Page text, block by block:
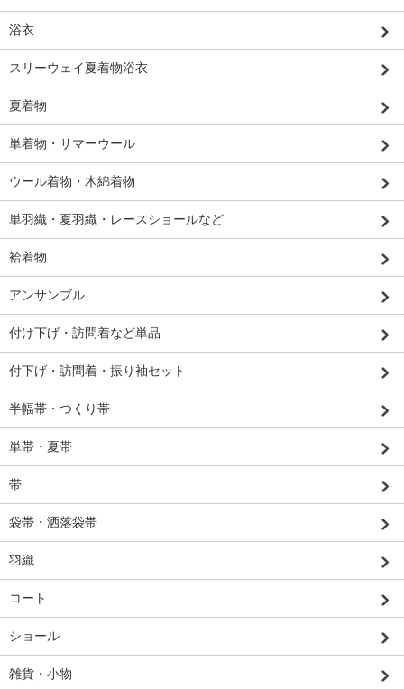
浴衣
スリーウェイ夏着物浴衣
夏着物
単着物・サマーウール
ウール着物・木綿着物
単羽織・夏羽織・レースショールなど
袷着物
アンサンブル
付け下げ・訪問着など単品
付下げ・訪問着・振り袖セット
半幅帯・つくり帯
単帯・夏帯
帯
袋帯・洒落袋帯
羽織
コート
ショール
雑貨・小物